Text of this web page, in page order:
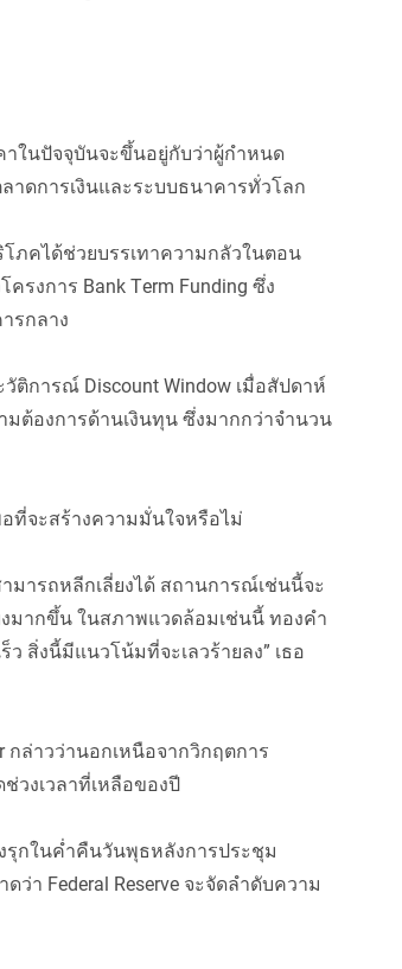
ในปัจจุบันจะขึ้นอยู่กับว่าผู้กำหนด
ดการเงินและระบบธนาคารทั่วโลก
ภคได้ช่วยบรรเทาความกลัวในตอน
รงการ Bank Term Funding ซึ่ง
รกลาง
ติการณ์ Discount Window เมื่อสัปดาห์
มต้องการด้านเงินทุน ซึ่งมากกว่าจำนวน
ที่จะสร้างความมั่นใจหรือไม่
ารถหลีกเลี่ยงได้ สถานการณ์เช่นนี้จะ
มากขึ้น ในสภาพแวดล้อมเช่นนี้ ทองคำ
สิ่งนี้มีแนวโน้มที่จะเลวร้ายลง” เธอ
กล่าวว่านอกเหนือจากวิกฤตการ
วงเวลาที่เหลือของปี
รุกในค่ำคืนวันพุธหลังการประชุม
ว่า Federal Reserve จะจัดลำดับความ